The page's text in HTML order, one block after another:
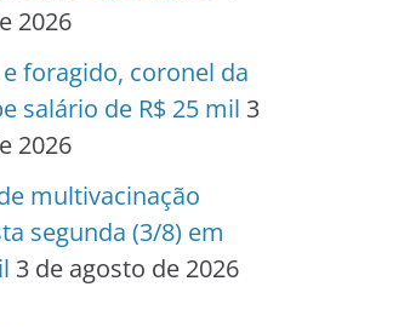
2026
foragido, coronel da
salário de R$ 25 mil 3
2026
multivacinação
segunda (3/8) em
3 de agosto de 2026